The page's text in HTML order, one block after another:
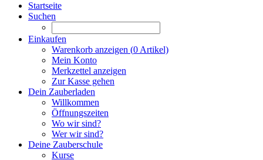
Startseite
Suchen
Einkaufen
Warenkorb anzeigen (0 Artikel)
Mein Konto
Merkzettel anzeigen
Zur Kasse gehen
Dein Zauberladen
Willkommen
Öffnungszeiten
Wo wir sind?
Wer wir sind?
Deine Zauberschule
Kurse